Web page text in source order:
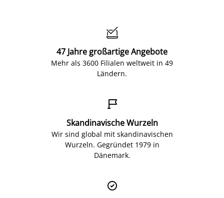

47 Jahre großartige Angebote
Mehr als 3600 Filialen weltweit in 49
Ländern.

Skandinavische Wurzeln
Wir sind global mit skandinavischen
Wurzeln. Gegründet 1979 in
Dänemark.
